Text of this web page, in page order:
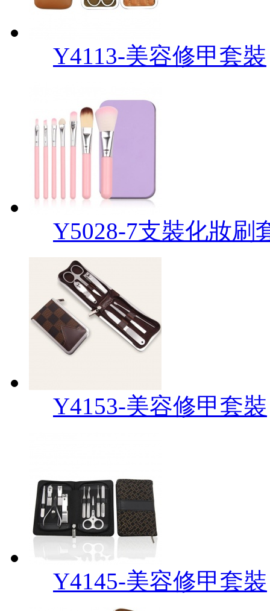
Y4113-美容修甲套裝
Y5028-7支裝化妝刷
Y4153-美容修甲套裝
Y4145-美容修甲套裝